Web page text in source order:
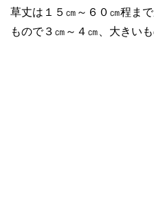
草丈は１５㎝～６０㎝程ま
もので３㎝～４㎝、大きい